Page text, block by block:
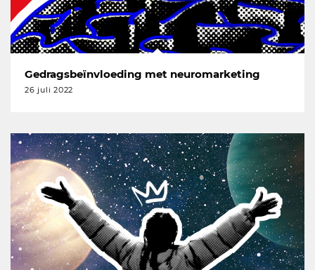
Gedragsbeïnvloeding met neuromarketing
26 juli 2022